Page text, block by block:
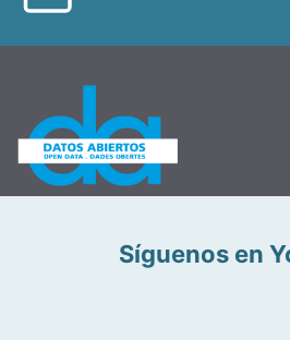
Síguenos en